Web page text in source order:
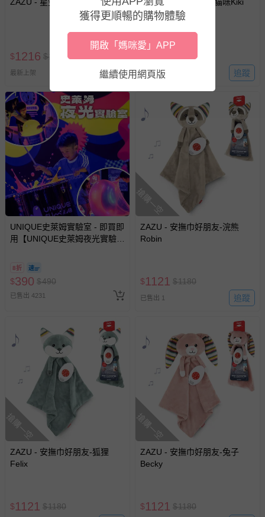
$1216 $1280
最新上架 追蹤
1216 1280
最新上架 追蹤
UNIQUE史萊姆實驗室 - 即買即
用【UNIQUE史萊姆夜光實驗室
人小孩均一價(3歲以上需購票))
8折
$390 $490
已售出 4231
搶購一空
ZAZU - 安撫巾好朋友-浣熊
Robin
$1121 $1180
已售出 1 追蹤
搶購一空
ZAZU - 安撫巾好朋友-狐狸
Felix
$1121 $1180
搶購一空
ZAZU - 安撫巾好朋友-兔子
Becky
$1121 $1180
獲得更順暢的購物體驗
開啟「媽咪愛」APP
繼續使用網頁版